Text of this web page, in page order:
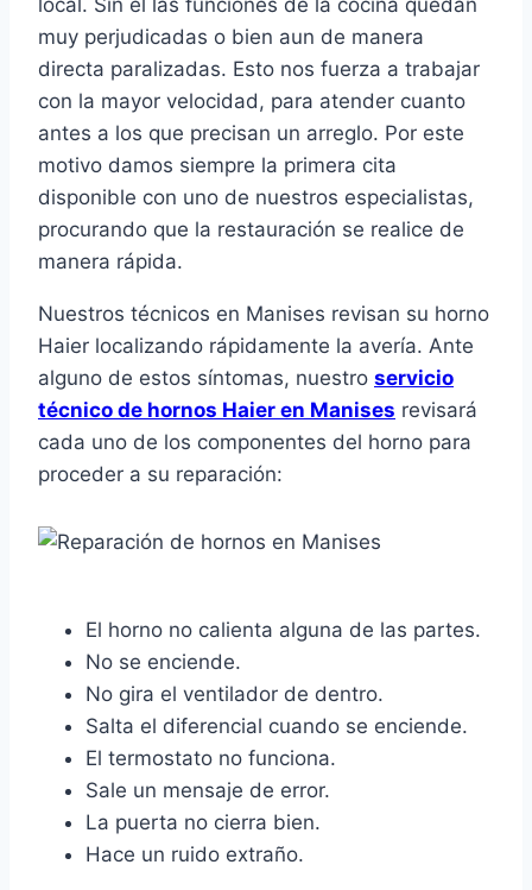
local. Sin él las funciones de la cocina quedan
muy perjudicadas o bien aun de manera
directa paralizadas. Esto nos fuerza a trabajar
con la mayor velocidad, para atender cuanto
antes a los que precisan un arreglo. Por este
motivo damos siempre la primera cita
disponible con uno de nuestros especialistas,
procurando que la restauración se realice de
manera rápida.
Nuestros técnicos en Manises revisan su horno
Haier localizando rápidamente la avería. Ante
alguno de estos síntomas, nuestro servicio
técnico de hornos Haier en Manises revisará
cada uno de los componentes del horno para
proceder a su reparación:
El horno no calienta alguna de las partes.
No se enciende.
No gira el ventilador de dentro.
Salta el diferencial cuando se enciende.
El termostato no funciona.
Sale un mensaje de error.
La puerta no cierra bien.
Hace un ruido extraño.